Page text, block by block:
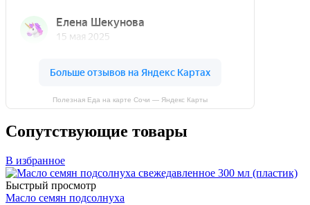
Полезная Еда на карте Сочи — Яндекс Карты
Сопутствующие товары
В избранное
Быстрый просмотр
Масло семян подсолнуха